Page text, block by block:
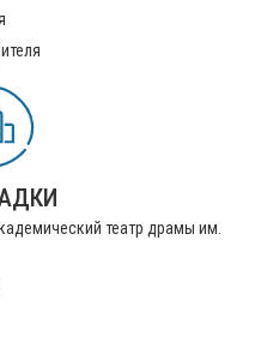
театр драмы им.